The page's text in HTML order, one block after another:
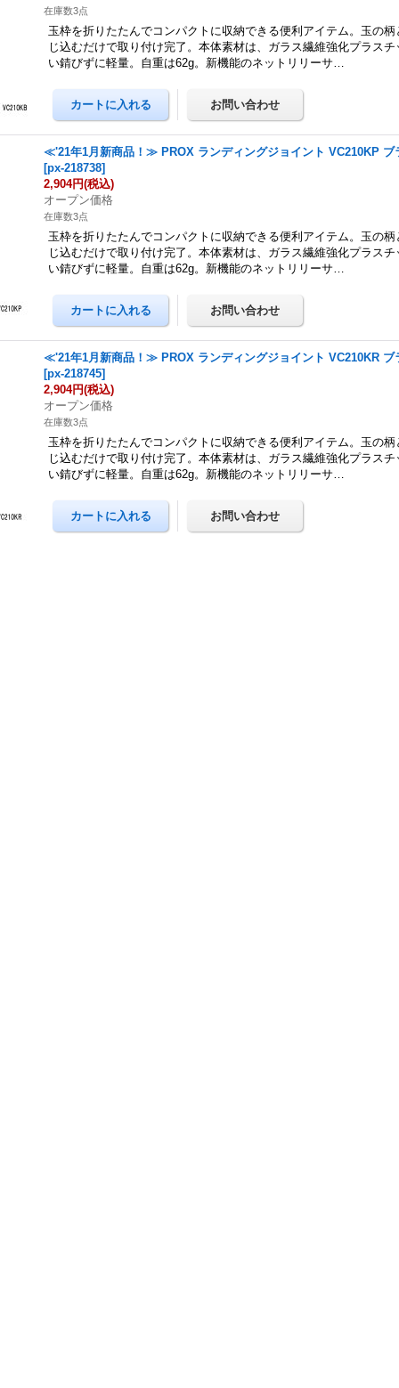
在庫数3点
玉枠を折りたたんでコンパクトに収納できる便利アイテム。玉の
じ込むだけで取り付け完了。本体素材は、ガラス繊維強化プラス
い錆びずに軽量。自重は62g。新機能のネットリリーサ…
≪'21年1月新商品！≫ PROX ランディングジョイント VC210KP ブ
[px-218738]
2,904円(税込)
オープン価格
在庫数3点
玉枠を折りたたんでコンパクトに収納できる便利アイテム。玉の
じ込むだけで取り付け完了。本体素材は、ガラス繊維強化プラス
い錆びずに軽量。自重は62g。新機能のネットリリーサ…
≪'21年1月新商品！≫ PROX ランディングジョイント VC210KR ブ
[px-218745]
2,904円(税込)
オープン価格
在庫数3点
玉枠を折りたたんでコンパクトに収納できる便利アイテム。玉の
じ込むだけで取り付け完了。本体素材は、ガラス繊維強化プラス
い錆びずに軽量。自重は62g。新機能のネットリリーサ…